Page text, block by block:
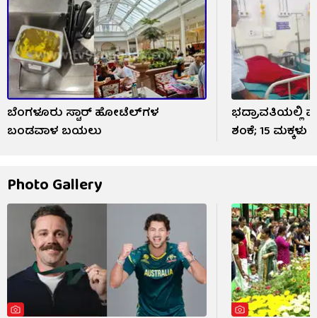
ಬೆಂಗಳೂರು ಸ್ಟಾರ್ ಹೋಟೆಲ್‌ಗಳ
ಬಂಡವಾಳ ಬಯಲು
ಭದ್ರಾವತಿಯಲ್ಲಿ
ಶಂಕೆ; 15 ಮಕ್ಕಳು
Photo Gallery